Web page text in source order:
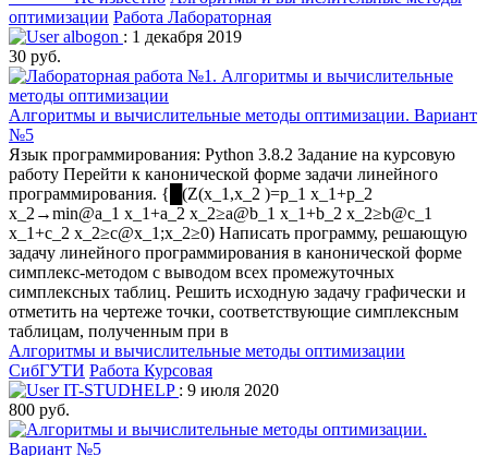
оптимизации Работа Лабораторная
albogon : 1 декабря 2019
30 руб.
Алгоритмы и вычислительные методы оптимизации. Вариант
№5
Язык программирования: Python 3.8.2 Задание на курсовую
работу Перейти к канонической форме задачи линейного
программирования. {█(Z(x_1,x_2 )=p_1 x_1+p_2
x_2→min@a_1 x_1+a_2 x_2≥a@b_1 x_1+b_2 x_2≥b@c_1
x_1+c_2 x_2≥c@x_1;x_2≥0) Написать программу, решающую
задачу линейного программирования в канонической форме
симплекс-методом с выводом всех промежуточных
симплексных таблиц. Решить исходную задачу графически и
отметить на чертеже точки, соответствующие симплексным
таблицам, полученным при в
Алгоритмы и вычислительные методы оптимизации
СибГУТИ Работа Курсовая
IT-STUDHELP : 9 июля 2020
800 руб.